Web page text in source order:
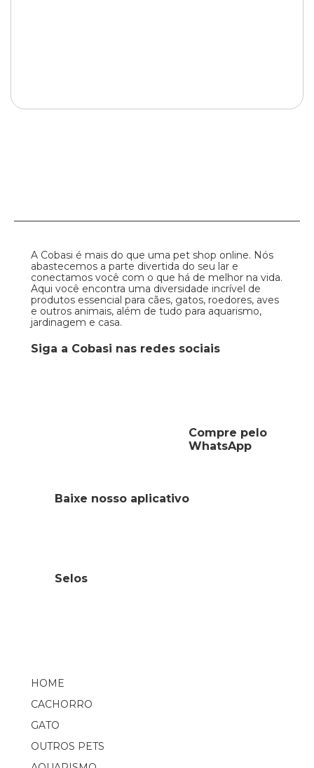
A Cobasi é mais do que uma pet shop online. Nós
abastecemos a parte divertida do seu lar e
conectamos você com o que há de melhor na vida.
Aqui você encontra uma diversidade incrível de
produtos essencial para cães, gatos, roedores, aves
e outros animais, além de tudo para aquarismo,
jardinagem e casa.
Siga a Cobasi nas redes sociais
Compre pelo
WhatsApp
HOME
CACHORRO
GATO
OUTROS PETS
Baixe nosso aplicativo
Selos